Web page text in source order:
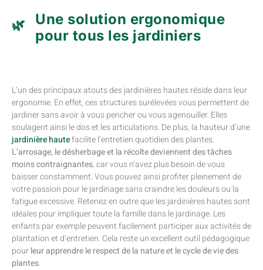
Une solution ergonomique
pour tous les jardiniers
L’un des principaux atouts des jardinières hautes réside dans leur
ergonomie. En effet, ces structures surélevées vous permettent de
jardiner sans avoir à vous pencher ou vous agenouiller. Elles
soulagent ainsi le dos et les articulations. De plus, la hauteur d’une
jardinière hautefacilite l’entretien quotidien des plantes.
L’arrosage, le désherbage et la récolte deviennent des tâches
moins contraignantes, car vous n’avez plus besoin de vous
baisser constamment. Vous pouvez ainsi profiter pleinement de
votre passion pour le jardinage sans craindre les douleurs ou la
fatigue excessive. Retenez en outre que les jardinières hautes sont
idéales pour impliquer toute la famille dans le jardinage. Les
enfants par exemple peuvent facilement participer aux activités de
plantation et d’entretien. Cela reste un excellent outil pédagogique
pourleur apprendre le respect de la natureet le cycle de vie des
plantes.